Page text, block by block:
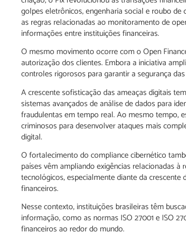
golpes eletrônicos, engenharia social e roubo
as regras relacionadas ao monitoramento de
informações entre instituições financeiras.
O mesmo movimento ocorre com o Open
autorização dos clientes. Embora a iniciativa
controles rigorosos para garantir a segurança
A crescente sofisticação das ameaças digitais
sistemas avançados de análise de dados para
fraudulentas em tempo real. Ao mesmo tempo,
criminosos para desenvolver ataques mais
digital.
O fortalecimento do compliance cibernético
países vêm ampliando exigências relacionadas
tecnológicos, especialmente diante da
financeiros.
Nesse contexto, instituições brasileiras têm
informação, como as normas ISO 27001 e ISO
financeiros ao redor do mundo.